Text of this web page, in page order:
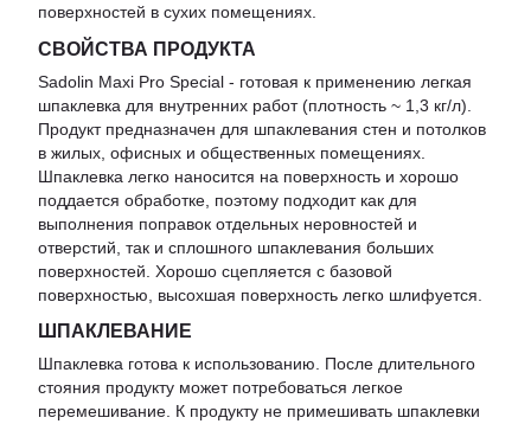
поверхностей в сухих помещениях.
СВОЙСТВА ПРОДУКТА
Sadolin Maxi Pro Special - готовая к применению легкая
шпаклевка для внутренних работ (плотность ~ 1,3 кг/л).
Продукт предназначен для шпаклевания стен и потолков
в жилых, офисных и общественных помещениях.
Шпаклевка легко наносится на поверхность и хорошо
поддается обработке, поэтому подходит как для
выполнения поправок отдельных неровностей и
отверстий, так и сплошного шпаклевания больших
поверхностей. Хорошо сцепляется с базовой
поверхностью, высохшая поверхность легко шлифуется.
ШПАКЛЕВАНИЕ
Шпаклевка готова к использованию. После длительного
стояния продукту может потребоваться легкое
перемешивание. К продукту не примешивать шпаклевки